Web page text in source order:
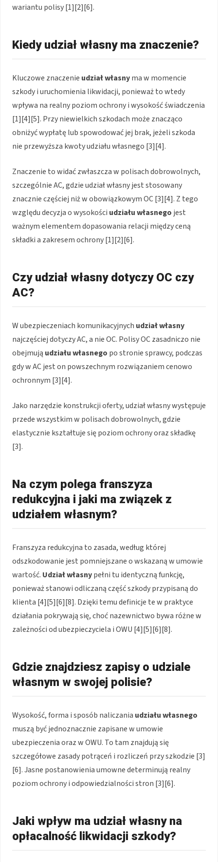
wariantu polisy [1][2][6].
Kiedy udział własny ma znaczenie?
Kluczowe znaczenie udział własnyma w momencie
szkody i uruchomienia likwidacji, ponieważ to wtedy
wpływa na realny poziom ochrony i wysokość świadczenia
[1][4][5]. Przy niewielkich szkodach może znacząco
obniżyć wypłatę lub spowodować jej brak, jeżeli szkoda
nie przewyższa kwoty udziału własnego [3][4].
Znaczenie to widać zwłaszcza w polisach dobrowolnych,
szczególnie AC, gdzie udział własny jest stosowany
znacznie częściej niż w obowiązkowym OC [3][4]. Z tego
względu decyzja o wysokości udziału własnego jest
ważnym elementem dopasowania relacji między ceną
składki a zakresem ochrony [1][2][6].
Czy udział własny dotyczy OC czy
AC?
W ubezpieczeniach komunikacyjnych udział własny
najczęściej dotyczy AC, a nie OC. Polisy OC zasadniczo nie
obejmują udziału własnego po stronie sprawcy, podczas
gdy w AC jest on powszechnym rozwiązaniem cenowo
ochronnym [3][4].
Jako narzędzie konstrukcji oferty, udział własny występuje
przede wszystkim w polisach dobrowolnych, gdzie
elastycznie kształtuje się poziom ochrony oraz składkę
[3].
Na czym polega franszyza
redukcyjna i jaki ma związek z
udziałem własnym?
Franszyza redukcyjna to zasada, według której
odszkodowanie jest pomniejszane o wskazaną w umowie
wartość. Udział własnypełni tu identyczną funkcję,
ponieważ stanowi odliczaną część szkody przypisaną do
klienta [4][5][6][8]. Dzięki temu definicje te w praktyce
działania pokrywają się, choć nazewnictwo bywa różne w
zależności od ubezpieczyciela i OWU [4][5][6][8].
Gdzie znajdziesz zapisy o udziale
własnym w swojej polisie?
Wysokość, forma i sposób naliczania udziału własnego
muszą być jednoznacznie zapisane w umowie
ubezpieczenia oraz w OWU. To tam znajdują się
szczegółowe zasady potrąceń i rozliczeń przy szkodzie [3]
[6]. Jasne postanowienia umowne determinują realny
poziom ochrony i odpowiedzialności stron [3][6].
Jaki wpływ ma udział własny na
opłacalność likwidacji szkody?